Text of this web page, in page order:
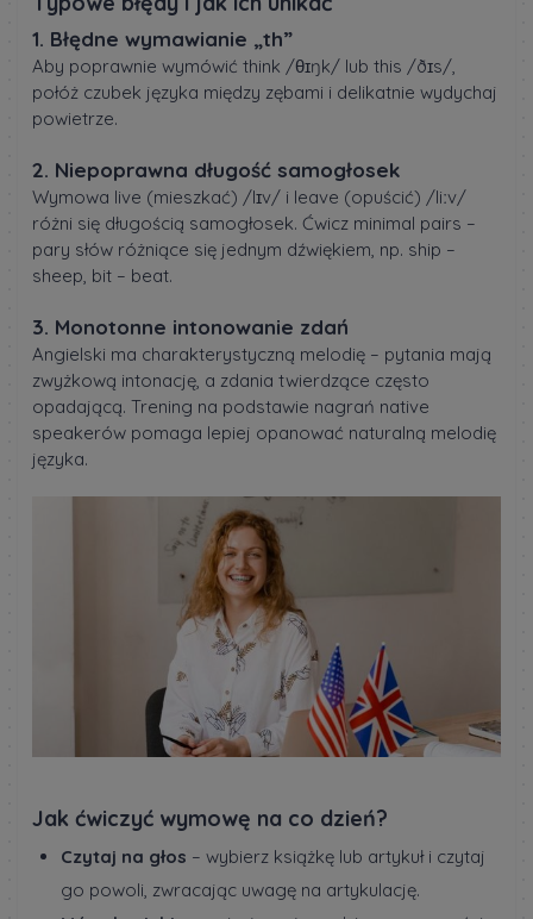
1. Błędne wymawianie „th”
Aby poprawnie wymówić think /θɪŋk/ lub this /ðɪs/,
połóż czubek języka między zębami i delikatnie wydychaj
powietrze.
2. Niepoprawna długość samogłosek
Wymowa live (mieszkać) /lɪv/ i leave (opuścić) /liːv/
różni się długością samogłosek. Ćwicz minimal pairs –
pary słów różniące się jednym dźwiękiem, np. ship –
sheep, bit – beat.
3. Monotonne intonowanie zdań
Angielski ma charakterystyczną melodię – pytania mają
zwyżkową intonację, a zdania twierdzące często
opadającą. Trening na podstawie nagrań native
speakerów pomaga lepiej opanować naturalną melodię
języka.
Jak ćwiczyć wymowę na co dzień?
Czytaj na głos – wybierz książkę lub artykuł i czytaj
go powoli, zwracając uwagę na artykulację.